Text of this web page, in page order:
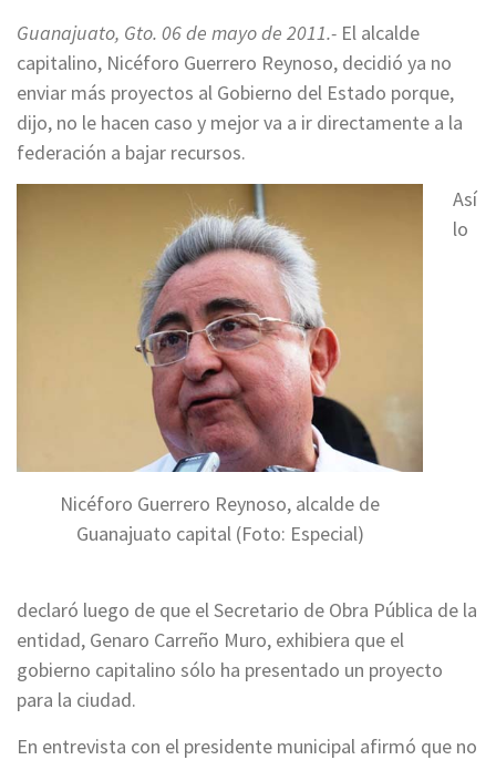
Guanajuato, Gto. 06 de mayo de 2011.- El alcalde
capitalino, Nicéforo Guerrero Reynoso, decidió ya no
enviar más proyectos al Gobierno del Estado porque,
dijo, no le hacen caso y mejor va a ir directamente a la
federación a bajar recursos.
Nicéforo Guerrero Reynoso, alcalde de
Guanajuato capital (Foto: Especial)
Así
lo
declaró luego de que el Secretario de Obra Pública de la
entidad, Genaro Carreño Muro, exhibiera que el
gobierno capitalino sólo ha presentado un proyecto
para la ciudad.
En entrevista con el presidente municipal afirmó que no